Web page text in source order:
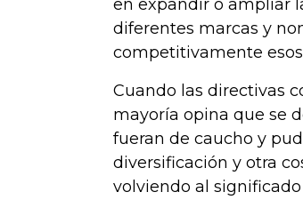
en expandir o ampliar
diferentes marcas y
competitivamente
Cuando las directivas
mayoría opina que se
fueran de caucho y
diversificación y otra
volviendo al